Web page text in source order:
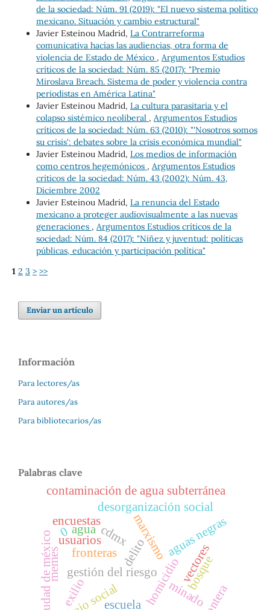
de la sociedad: Núm. 91 (2019): "El nuevo sistema político
mexicano. Situación y cambio estructural"
Javier Esteinou Madrid, La Contrarreforma
comunicativa hacías las audiencias, otra forma de
violencia de Estado de México , Argumentos Estudios
críticos de la sociedad: Núm. 85 (2017): "Premio
Miroslava Breach. Sistema de poder y violencia contra
periodistas en América Latina"
Javier Esteinou Madrid, La cultura parasitaria y el
colapso sistémico neoliberal , Argumentos Estudios
críticos de la sociedad: Núm. 63 (2010): "'Nosotros somos
su crisis': debates sobre la crisis económica mundial"
Javier Esteinou Madrid, Los medios de información
como centros hegemónicos , Argumentos Estudios
críticos de la sociedad: Núm. 43 (2002): Núm. 43,
Diciembre 2002
Javier Esteinou Madrid, La renuncia del Estado
mexicano a proteger audiovisualmente a las nuevas
generaciones , Argumentos Estudios críticos de la
sociedad: Núm. 84 (2017): "Niñez y juventud: políticas
públicas, educación y participación política"
1 2 3 > >>
Enviar un artículo
Información
Para lectores/as
Para autores/as
Para bibliotecarios/as
Palabras clave
marxismo
homicidio
gestión del riesgo
aguas negras
usuarios
encuestas
memes
ciudad de méxico
desorganización social
cdmx
delito
minado
contaminación de agua subterránea
bosque
agua
vectores
escuela
exilio
fronteras
0